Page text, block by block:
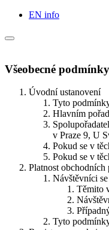
EN info
Všeobecné
Úvodní ustanovení
Tyto
Hlavním
v Praze 9, U
Pokud se v
Pokud se v
Platnost obchodních
Návštěvníci
Těmito
Tyto